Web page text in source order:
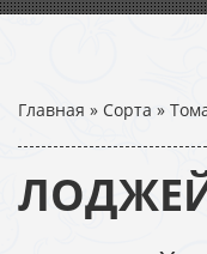
Главная » Сорта »